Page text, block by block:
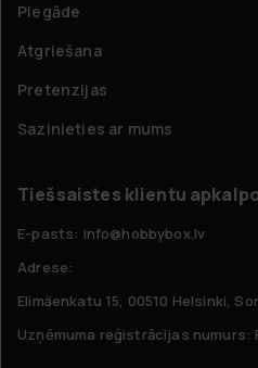
Piegāde
Atgriešana
Pretenzijas
Sazinieties ar mums
Tiešsaistes klientu
E-pasts: info@hobbybox.lv
Adrese:
Elimäenkatu 15, 00510 Helsinki,
Uzņēmuma reģistrācijas numurs: